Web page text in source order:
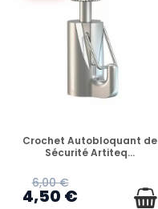
EN STOCK
Crochet Autobloquant de
Sécurité Artiteq...
6,00 €
4,50 €